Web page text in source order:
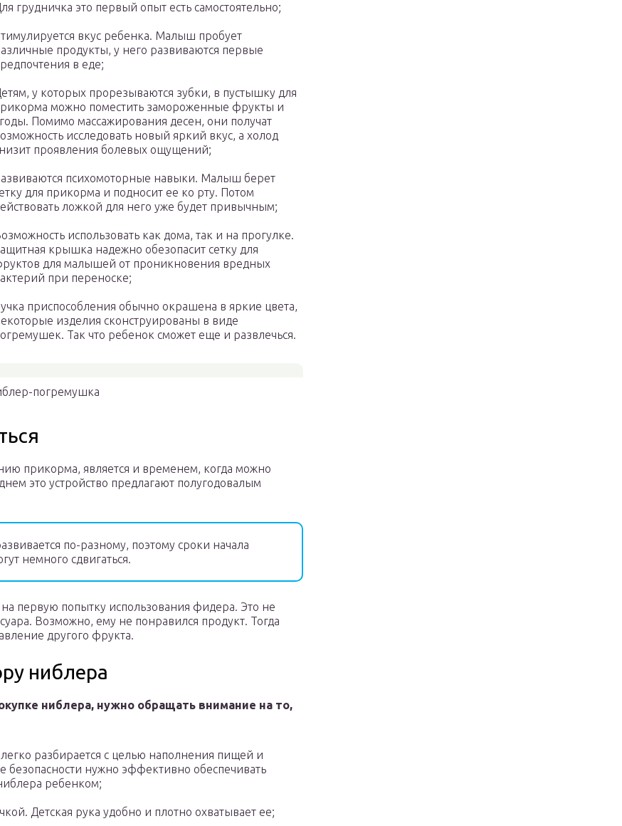
грудничка это первый опыт есть самостоятельно;
вкус ребенка. Малыш пробует
продукты, у него развиваются первые
в еде;
у которых прорезываются зубки, в пустышку для
можно поместить замороженные фрукты и
Помимо массажирования десен, они получат
исследовать новый яркий вкус, а холод
проявления болевых ощущений;
психомоторные навыки. Малыш берет
для прикорма и подносит ее ко рту. Потом
ложкой для него уже будет привычным;
использовать как дома, так и на прогулке.
крышка надежно обезопасит сетку для
для малышей от проникновения вредных
при переноске;
приспособления обычно окрашена в яркие цвета,
изделия сконструированы в виде
Так что ребенок сможет еще и развлечься.
погремушка
прикорма, является и временем, когда можно
это устройство предлагают полугодовалым
по-разному, поэтому сроки начала
немного сдвигаться.
первую попытку использования фидера. Это не
Возможно, ему не понравился продукт. Тогда
другого фрукта.
ниблера
ниблера, нужно обращать внимание на то,
разбирается с целью наполнения пищей и
безопасности нужно эффективно обеспечивать
ребенком;
Детская рука удобно и плотно охватывает ее;